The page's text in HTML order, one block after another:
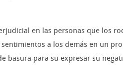
en las personas que los
a los demás en un
basura para su expresar su